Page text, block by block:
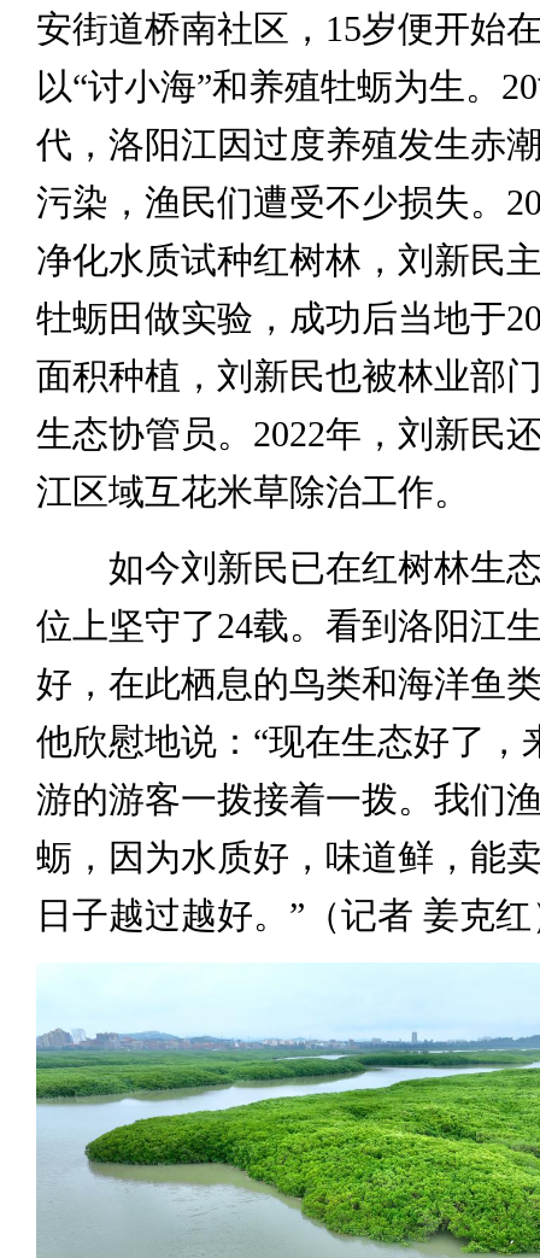
安街道桥南社区，15岁便开始
以“讨小海”和养殖牡蛎为生。
代，洛阳江因过度养殖发生赤
污染，渔民们遭受不少损失。
净化水质试种红树林，刘新民
牡蛎田做实验，成功后当地于
面积种植，刘新民也被林业部
生态协管员。2022年，刘新民
江区域互花米草除治工作。
如今刘新民已在红树林生态
位上坚守了24载。看到洛阳江
好，在此栖息的鸟类和海洋鱼
他欣慰地说：“现在生态好了，
游的游客一拨接着一拨。我们
蛎，因为水质好，味道鲜，能
日子越过越好。”（记者 姜克红